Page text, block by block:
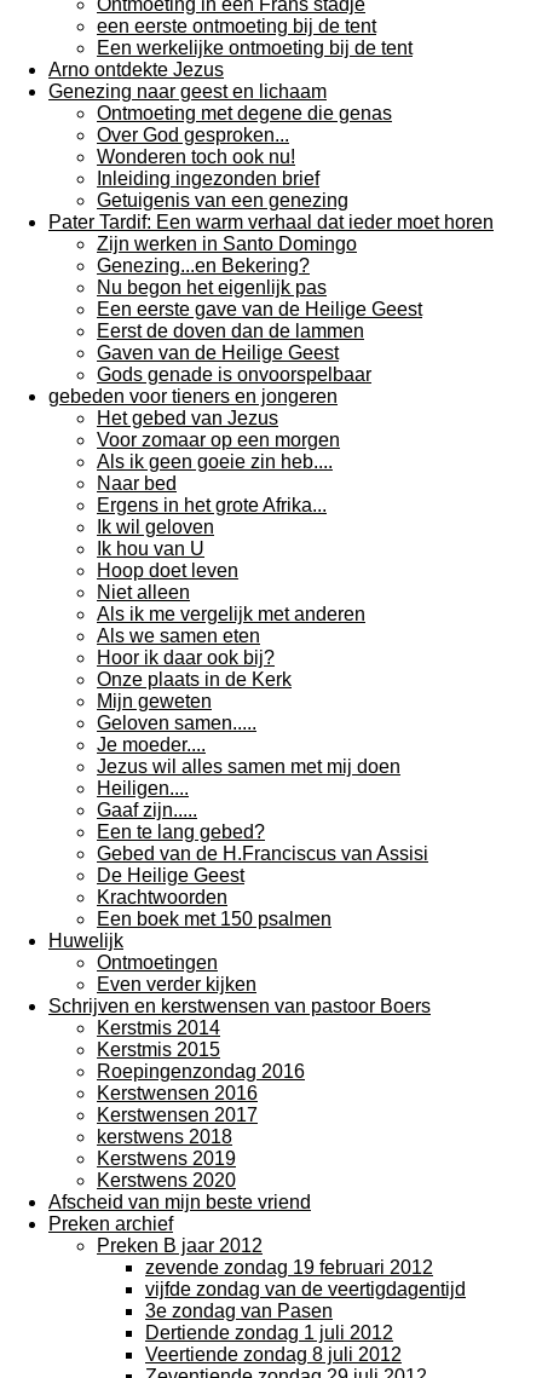
Ontmoeting in een Frans stadje
een eerste ontmoeting bij de tent
Een werkelijke ontmoeting bij de tent
Arno ontdekte Jezus
Genezing naar geest en lichaam
Ontmoeting met degene die genas
Over God gesproken...
Wonderen toch ook nu!
Inleiding ingezonden brief
Getuigenis van een genezing
Pater Tardif: Een warm verhaal dat ieder moet horen
Zijn werken in Santo Domingo
Genezing...en Bekering?
Nu begon het eigenlijk pas
Een eerste gave van de Heilige Geest
Eerst de doven dan de lammen
Gaven van de Heilige Geest
Gods genade is onvoorspelbaar
gebeden voor tieners en jongeren
Het gebed van Jezus
Voor zomaar op een morgen
Als ik geen goeie zin heb....
Naar bed
Ergens in het grote Afrika...
Ik wil geloven
Ik hou van U
Hoop doet leven
Niet alleen
Als ik me vergelijk met anderen
Als we samen eten
Hoor ik daar ook bij?
Onze plaats in de Kerk
Mijn geweten
Geloven samen.....
Je moeder....
Jezus wil alles samen met mij doen
Heiligen....
Gaaf zijn.....
Een te lang gebed?
Gebed van de H.Franciscus van Assisi
De Heilige Geest
Krachtwoorden
Een boek met 150 psalmen
Huwelijk
Ontmoetingen
Even verder kijken
Schrijven en kerstwensen van pastoor Boers
Kerstmis 2014
Kerstmis 2015
Roepingenzondag 2016
Kerstwensen 2016
Kerstwensen 2017
kerstwens 2018
Kerstwens 2019
Kerstwens 2020
Afscheid van mijn beste vriend
Preken archief
Preken B jaar 2012
zevende zondag 19 februari 2012
vijfde zondag van de veertigdagentijd
3e zondag van Pasen
Dertiende zondag 1 juli 2012
Veertiende zondag 8 juli 2012